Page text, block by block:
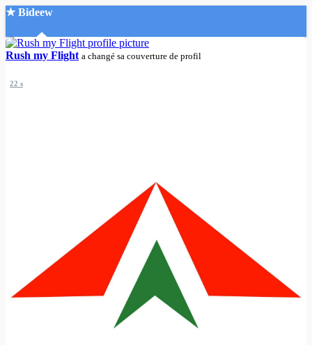
★ Bideew
Accueil
Créer un compte
Rush my Flight a changé sa couverture de profil
22 s